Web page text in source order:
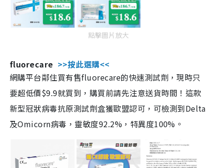
點擊圖片放大
fluorecare >>按此選購<<
網購平台鄰住買有售fluorecare的快速測試劑，現時只
要超低價$9.9就買到，購買前請先注意送貨時間！這款
新型冠狀病毒抗原測試劑盒獲歐盟認可，可檢測到Delta
及Omicorn病毒，靈敏度92.2%，特異度100%。